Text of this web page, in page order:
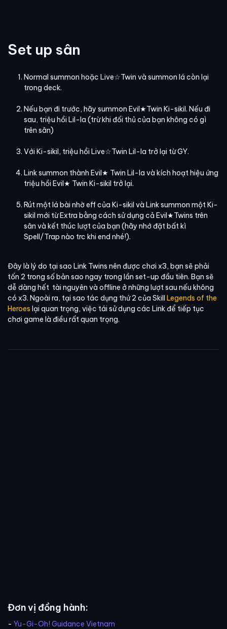
Set up sân
Normal summon hoặc Live☆Twin và summon lá còn lại
trong deck.
Nếu bạn đi trước, hãy summon Evil★Twin Ki-sikil. Nếu đi
sau, triệu hồi Lil-la (trừ khi đối thủ của bạn không có gì
trên sân)
Với Ki-sikil, triệu hồi Live☆Twin Lil-la trở lại từ GY.
Link summon thành Evil★ Twin Lil-la và kích hoạt hiệu ứng
triệu hồi Evil★ Twin Ki-sikil trở lại.
Rút một lá bài nhờ eff của Ki-sikil và Link summon một Ki-
sikil mới từ Extra bằng cách sử dụng cả Evil★Twins trên
sân và kết thúc lượt của bạn (hãy nhớ đặt bất kì
Spell/Trap nào trc khi end nhé!).
Đây là lý do tại sao Link Twins nên được chơi x3, bạn sẽ phải
tốn 2 trong số bản sao ngay trong lần set-up đầu tiên. Bạn sẽ
dễ dàng hết tài nguyên và offline ở những lượt sau nếu không
có x3. Ngoài ra, tại sao tác dụng thứ 2 của Skill Legends of the
Heroes lại quan trọng, việc tái sử dụng các Link để tiếp tục
chơi game là điều rất quan trọng.
Đơn vị đồng hành:
- Yu-Gi-Oh! Guidance Vietnam